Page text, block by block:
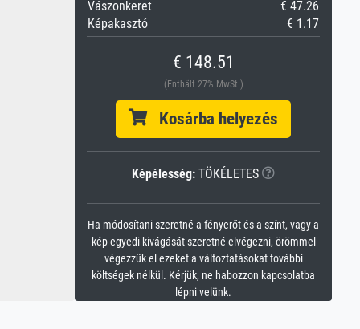
Vászonkeret
€ 47.26
Képakasztó
€ 1.17
€ 148.51
(Enthält 27% MwSt.)
Kosárba helyezés
Képélesség: TÖKÉLETES
Ha módosítani szeretné a fényerőt és a színt, vagy a
kép egyedi kivágását szeretné elvégezni, örömmel
végezzük el ezeket a változtatásokat további
költségek nélkül. Kérjük, ne habozzon kapcsolatba
lépni velünk.